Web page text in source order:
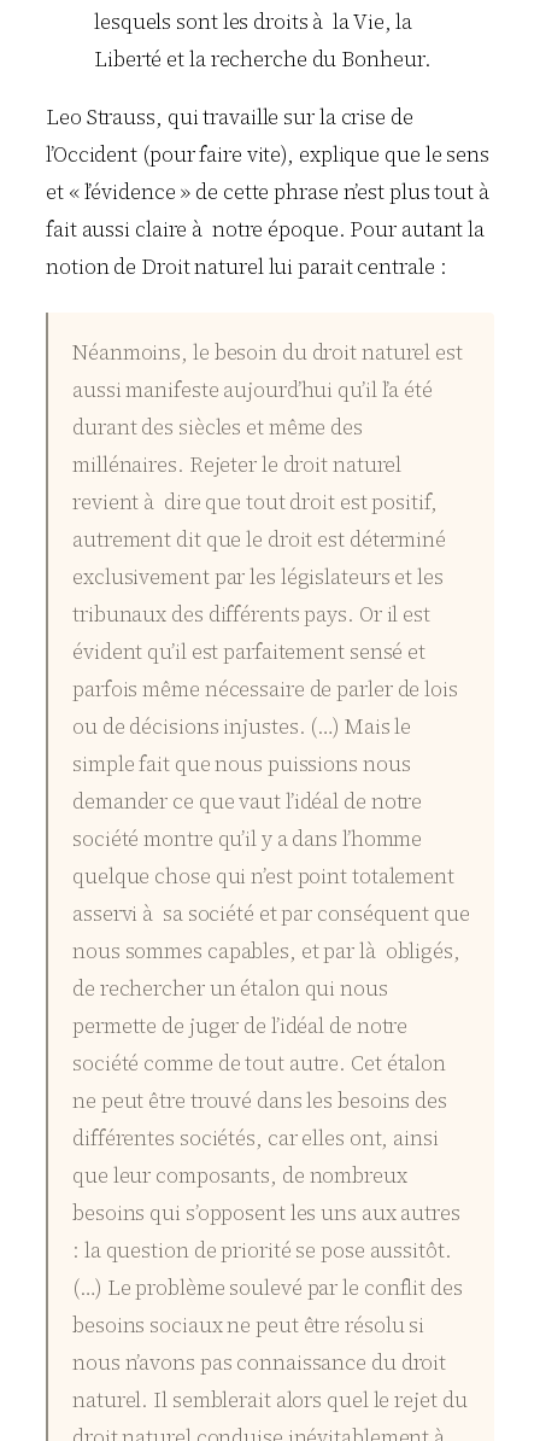
lesquels sont les droits à la Vie, la
Liberté et la recherche du Bonheur.
Leo Strauss, qui travaille sur la crise de
l’Occident (pour faire vite), explique que le sens
et « l’évidence » de cette phrase n’est plus tout à
fait aussi claire à notre époque. Pour autant la
notion de Droit naturel lui parait centrale :
Néanmoins, le besoin du droit naturel est
aussi manifeste aujourd’hui qu’il l’a été
durant des siècles et même des
millénaires. Rejeter le droit naturel
revient à dire que tout droit est positif,
autrement dit que le droit est déterminé
exclusivement par les législateurs et les
tribunaux des différents pays. Or il est
évident qu’il est parfaitement sensé et
parfois même nécessaire de parler de lois
ou de décisions injustes. (…) Mais le
simple fait que nous puissions nous
demander ce que vaut l’idéal de notre
société montre qu’il y a dans l’homme
quelque chose qui n’est point totalement
asservi à sa société et par conséquent que
nous sommes capables, et par là obligés,
de rechercher un étalon qui nous
permette de juger de l’idéal de notre
société comme de tout autre. Cet étalon
ne peut être trouvé dans les besoins des
différentes sociétés, car elles ont, ainsi
que leur composants, de nombreux
besoins qui s’opposent les uns aux autres
: la question de priorité se pose aussitôt.
(…) Le problème soulevé par le conflit des
besoins sociaux ne peut être résolu si
nous n’avons pas connaissance du droit
naturel. Il semblerait alors quel le rejet du